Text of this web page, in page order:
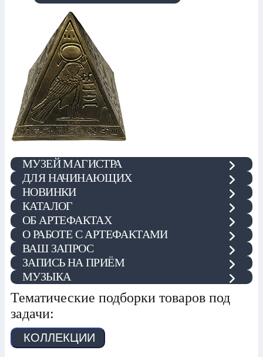
МУЗЕЙ МАГИСТРА
ДЛЯ НАЧИНАЮЩИХ
НОВИНКИ
КАТАЛОГ
ОБ АРТЕФАКТАХ
О РАБОТЕ С АРТЕФАКТАМИ
ВАШ ЗАПРОС
ЗАПИСЬ НА ПРИЁМ
МУЗЫКА
Тематические подборки товаров под
задачи:
КОЛЛЕКЦИИ